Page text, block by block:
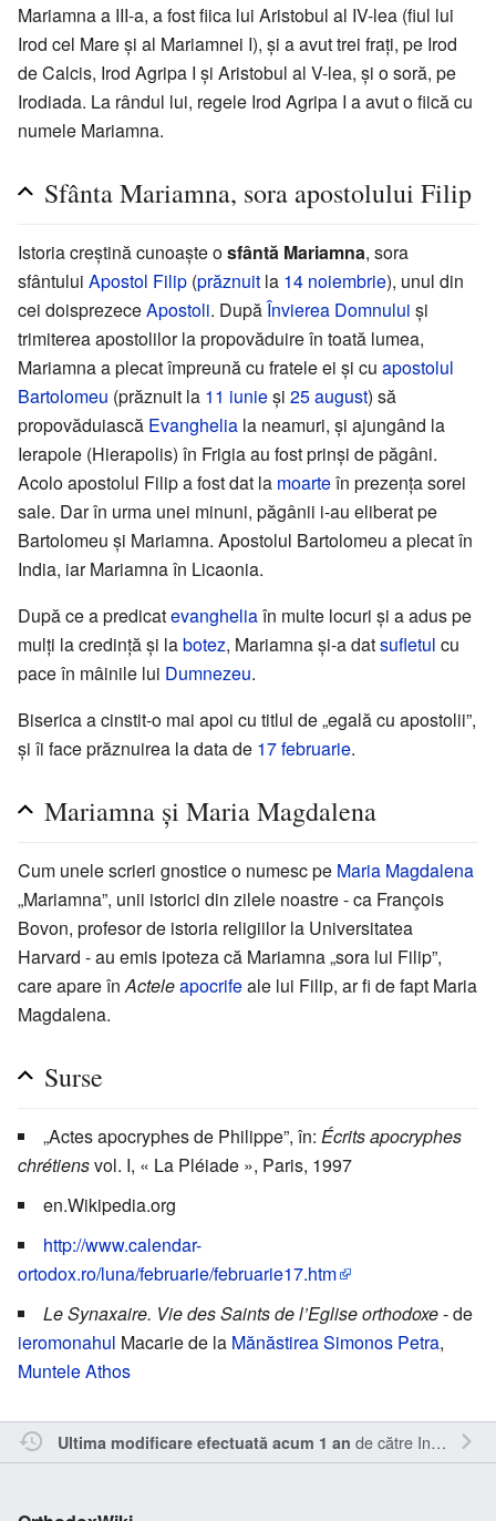
Mariamna a III-a, a fost fiica lui Aristobul al IV-lea (fiul lui
Irod cel Mare și al Mariamnei I), și a avut trei frați, pe Irod
de Calcis, Irod Agripa I și Aristobul al V-lea, și o soră, pe
Irodiada. La rândul lui, regele Irod Agripa I a avut o fiică cu
numele Mariamna.
Sfânta Mariamna, sora apostolului Filip
Istoria creștină cunoaște osfântă Mariamna, sora
sfântului Apostol Filip (prăznuit la 14 noiembrie), unul din
cei doisprezeceApostoli. DupăÎnvierea Domnului și
trimiterea apostolilor la propovăduire în toată lumea,
Mariamna a plecat împreună cu fratele ei și cu apostolul
Bartolomeu (prăznuit la 11 iunieși 25 august) să
propovăduiască Evanghelia la neamuri, și ajungând la
Ierapole (Hierapolis) în Frigia au fost prinși de păgâni.
Acolo apostolul Filip a fost dat la moarteîn prezența sorei
sale. Dar în urma unei minuni, păgânii i-au eliberat pe
Bartolomeu și Mariamna. Apostolul Bartolomeu a plecat în
India, iar Mariamna în Licaonia.
După ce a predicatevangheliaîn multe locuri și a adus pe
mulți la credință și labotez, Mariamna și-a datsufletul cu
pace în mâinile lui Dumnezeu.
Biserica a cinstit-o mai apoi cu titlul de „egală cu apostolii”,
și îi face prăznuirea la data de 17 februarie.
Mariamna și Maria Magdalena
Cum unele scrieri gnostice o numesc pe Maria Magdalena
„Mariamna”, unii istorici din zilele noastre - ca François
Bovon, profesor de istoria religiilor la Universitatea
Harvard - au emis ipoteza că Mariamna „sora lui Filip”,
care apare în Acteleapocrifeale lui Filip, ar fi de fapt Maria
Magdalena.
Surse
„Actes apocryphes de Philippe”, în: Écrits apocryphes
chrétiensvol. I, « La Pléiade », Paris, 1997
en.Wikipedia.org
http://www.calendar-
ortodox.ro/luna/februarie/februarie17.htm
Le Synaxaire. Vie des Saints de l’Eglise orthodoxe- de
ieromonahul Macarie de la Mănăstirea Simonos Petra,
Muntele Athos
Ultima modificare efectuată acum 1 an de către Inistea .